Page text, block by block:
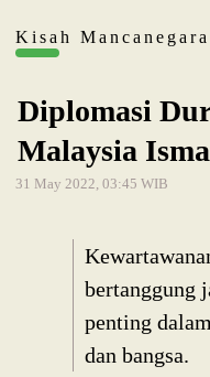
Kisah Mancanegara
Diplomasi
Malaysia
31 May 2022, 03:45 WIB
bertanggung
penting
dan bangsa.